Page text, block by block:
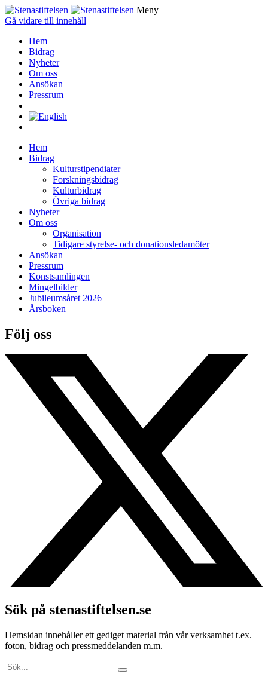
Meny
Gå vidare till innehåll
Hem
Bidrag
Nyheter
Om oss
Ansökan
Pressrum
Hem
Bidrag
Kulturstipendiater
Forskningsbidrag
Kulturbidrag
Övriga bidrag
Nyheter
Om oss
Organisation
Tidigare styrelse- och donationsledamöter
Ansökan
Pressrum
Konstsamlingen
Mingelbilder
Jubileumsåret 2026
Årsboken
Följ oss
Sök på stenastiftelsen.se
Hemsidan innehåller ett gediget material från vår verksamhet t.ex.
foton, bidrag och pressmeddelanden m.m.